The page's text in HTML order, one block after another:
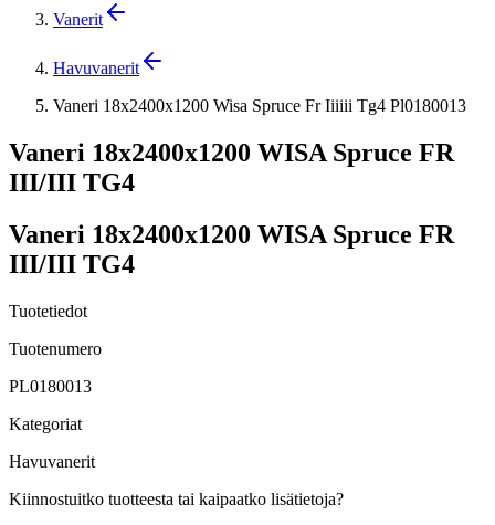
Vanerit
Havuvanerit
Vaneri 18x2400x1200 Wisa Spruce Fr Iiiiii Tg4 Pl0180013
Vaneri 18x2400x1200 WISA Spruce FR
III/III TG4
Vaneri 18x2400x1200 WISA Spruce FR
III/III TG4
Tuotetiedot
Tuotenumero
PL0180013
Kategoriat
Havuvanerit
Kiinnostuitko tuotteesta tai kaipaatko lisätietoja?